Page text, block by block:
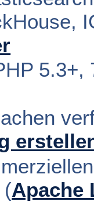
5.3+,
(Apache